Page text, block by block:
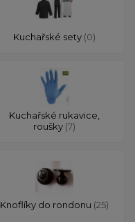
Kuchařské sety (0)
Kuchařské rukavice,
roušky (7)
Knoflíky do rondonu (25)